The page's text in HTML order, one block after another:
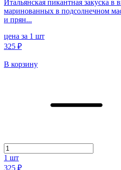
Итальянская пикантная закуска в
маринованных в подсолнечном
и прян...
цена за 1 шт
325 ₽
В корзину
1 шт
325 ₽